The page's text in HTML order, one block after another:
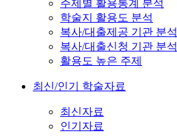
주제별 활용통계 분석
학술지 활용도 분석
복사/대출제공 기관 분석
복사/대출신청 기관 분석
활용도 높은 주제
최신/인기 학술자료
최신자료
인기자료